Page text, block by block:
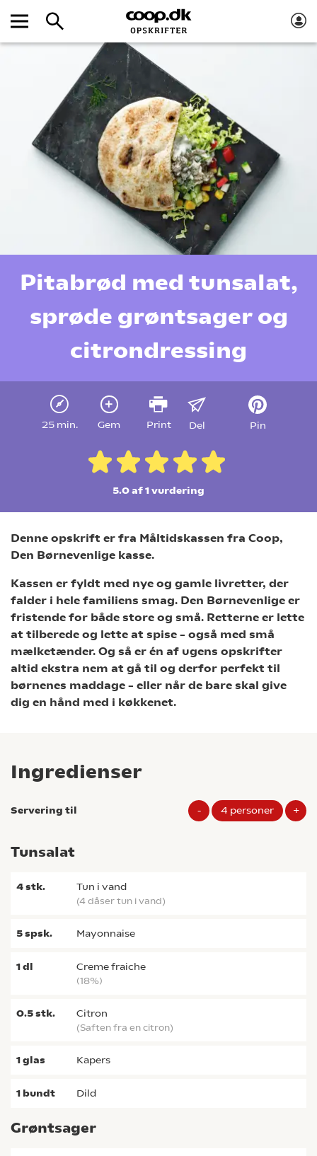
Pitabrød med tunsalat,
sprøde grøntsager og
citrondressing
25 min. Gem Print Del Pin
5.0 af 1vurdering
Denne opskrift er fra Måltidskassen fra Coop,
Den Børnevenlige kasse.
Kassen er fyldt med nye og gamle livretter, der
falder i hele familiens smag. Den Børnevenlige er
fristende for både store og små. Retterne er lette
at tilberede og lette at spise – også med små
mælketænder. Og så er én af ugens opskrifter
altid ekstra nem at gå til og derfor perfekt til
børnenes maddage – eller når de bare skal give
dig en hånd med i køkkenet.
Ingredienser
Servering til - 4 personer +
Tunsalat
4stk. tun i vand
(4 dåser tun i vand)
5spsk. mayonnaise
1dl creme fraiche
(18%)
0.5stk. citron
(saften fra en citron)
1glas kapers
1 bundt dild
Grøntsager